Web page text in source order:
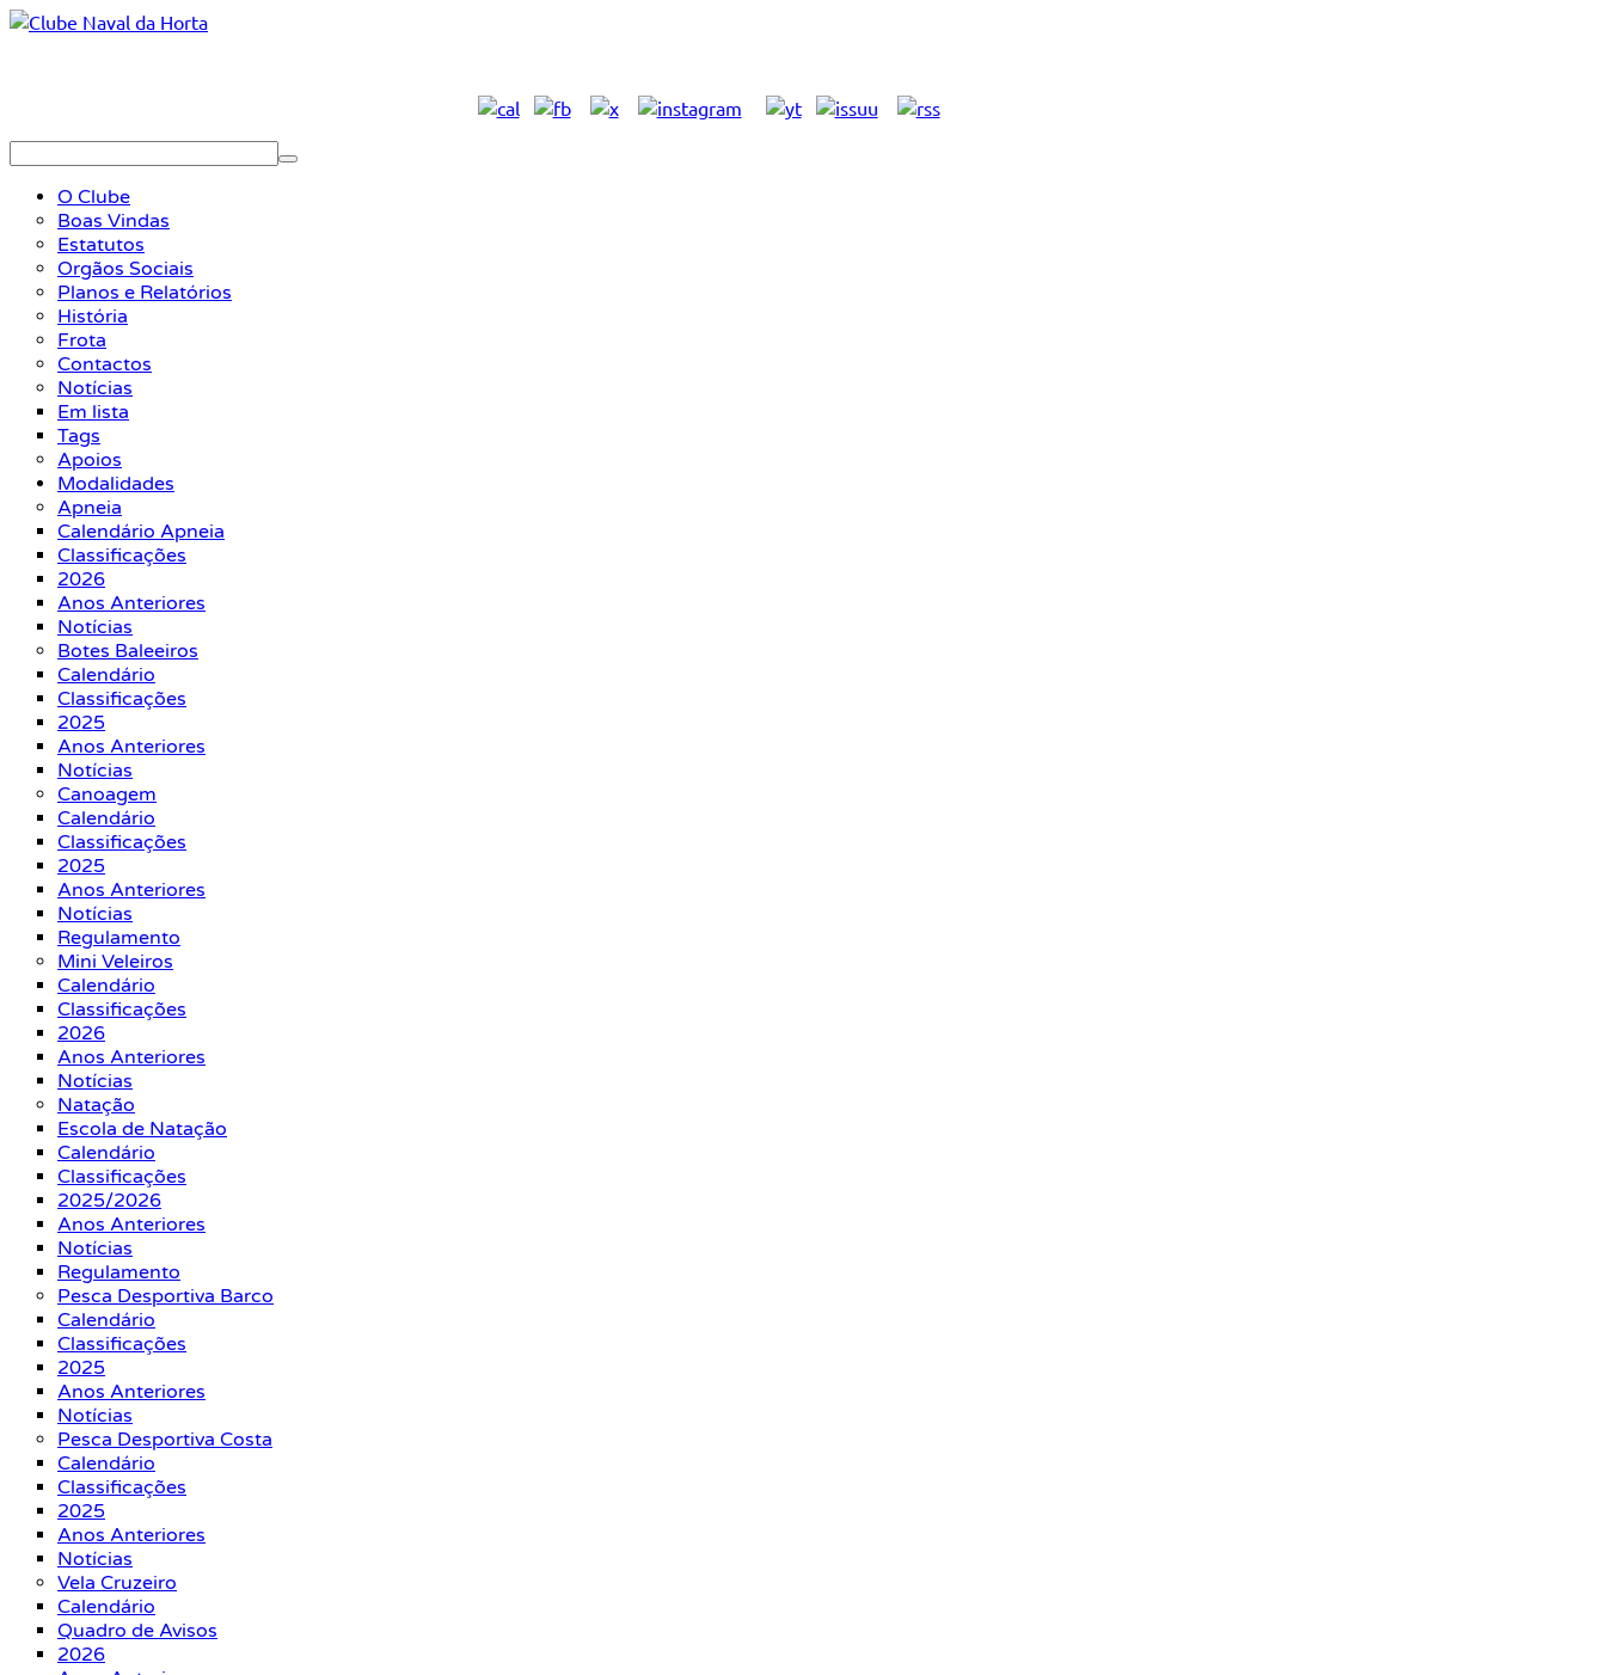
O Clube
Boas Vindas
Estatutos
Orgãos Sociais
Planos e Relatórios
História
Frota
Contactos
Notícias
Em lista
Tags
Apoios
Modalidades
Apneia
Calendário Apneia
Classificações
2026
Anos Anteriores
Notícias
Botes Baleeiros
Calendário
Classificações
2025
Anos Anteriores
Notícias
Canoagem
Calendário
Classificações
2025
Anos Anteriores
Notícias
Regulamento
Mini Veleiros
Calendário
Classificações
2026
Anos Anteriores
Notícias
Natação
Escola de Natação
Calendário
Classificações
2025/2026
Anos Anteriores
Notícias
Regulamento
Pesca Desportiva Barco
Calendário
Classificações
2025
Anos Anteriores
Notícias
Pesca Desportiva Costa
Calendário
Classificações
2025
Anos Anteriores
Notícias
Vela Cruzeiro
Calendário
Quadro de Avisos
2026